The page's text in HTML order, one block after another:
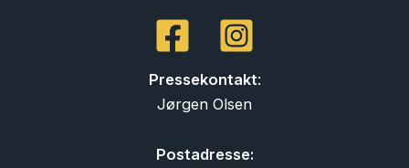
Pressekontakt:
Jørgen Olsen
Postadresse: